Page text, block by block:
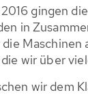
gingen
in
wir über
wir dem